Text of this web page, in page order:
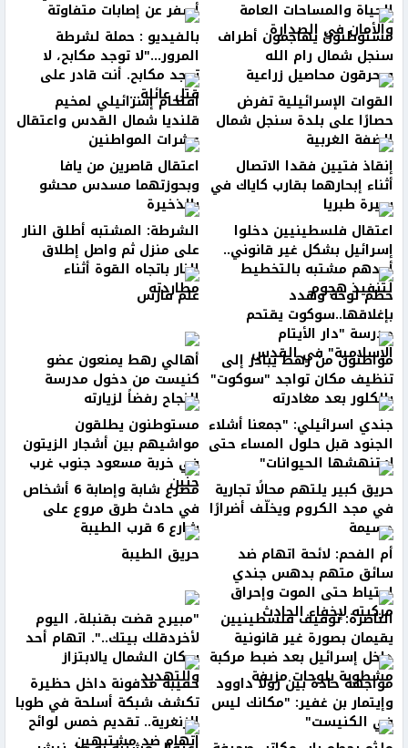
الحياة والمساحات العامة
والأمان في الصدارة
أسفر عن إصابات متفاوتة
مستوطنون يهاجمون أطراف
سنجل شمال رام الله
ويحرقون محاصيل زراعية
بالفيديو : حملة لشرطة
المرور..."لا توجد مكابح، لا
توجد مكابح. أنت قادر على
قتل عائلة... القوات الإسرائيلية تفرض
حصارًا على بلدة سنجل شمال
الضفة الغربية
اقتحام إسرائيلي لمخيم
قلنديا شمال القدس واعتقال
عشرات المواطنين
إنقاذ فتيين فقدا الاتصال
أثناء إبحارهما بقارب كاياك في
بحيرة طبريا
اعتقال قاصرين من يافا
وبحوزتهما مسدس محشو
بالذخيرة
اعتقال فلسطينيين دخلوا
إسرائيل بشكل غير قانوني..
أحدهم مشتبه بالتخطيط
لتنفيذ هجوم
الشرطة: المشتبه أطلق النار
على منزل ثم واصل إطلاق
النار باتجاه القوة أثناء
مطاردته حطّم لوحة وهدد
بإغلاقها..سوكوت يقتحم
مدرسة "دار الأيتام
الإسلامية" في القدس
علم فارس
مواطنون من رهط يبادر إلى
تنظيف مكان تواجد "سوكوت"
بالكلور بعد مغادرته
أهالي رهط يمنعون عضو
كنيست من دخول مدرسة
النجاح رفضاً لزيارته
جندي اسرائيلي: "جمعنا أشلاء
الجنود قبل حلول المساء حتى
لا تنهشها الحيوانات"
مستوطنون يطلقون
مواشيهم بين أشجار الزيتون
في خربة مسعود جنوب غرب
جنين حريق كبير يلتهم محالًا تجارية
في مجد الكروم ويخلّف أضرارًا
جسيمة
مصرع شابة وإصابة 6 أشخاص
في حادث طرق مروع على
شارع 6 قرب الطيبة
أم الفحم: لائحة اتهام ضد
سائق متهم بدهس جندي
احتياط حتى الموت وإحراق
مركبته لإخفاء الحادث
حريق الطيبة
الناصرة: توقيف فلسطينيين
يقيمان بصورة غير قانونية
داخل إسرائيل بعد ضبط مركبة
مشطوبة بلوحات مزيفة
"مبيرح قضت بقنبلة، اليوم
لأخردقلك بيتك..". اتهام أحد
سكان الشمال يالابتزاز
والتهديد مواجهة حادة بين رولا داوود
وإيتمار بن غفير: "مكانك ليس
في الكنيست"
حقيبة مدفونة داخل حظيرة
تكشف شبكة أسلحة في طوبا
الزنغرية.. تقديم خمس لوائح
اتهام ضد مشتبهين